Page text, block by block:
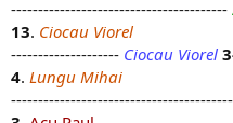
----------------------------------------
13. Ciocau Viorel
-------------------- Ciocau Viorel
4. Lungu Mihai